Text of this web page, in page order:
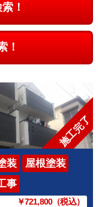
！
！
施工完了
装
屋根塗装
事
￥721,800（税込）